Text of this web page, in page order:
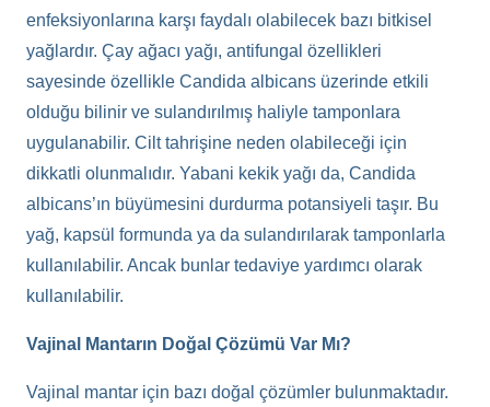
enfeksiyonlarına karşı faydalı olabilecek bazı bitkisel
yağlardır. Çay ağacı yağı, antifungal özellikleri
sayesinde özellikle Candida albicans üzerinde etkili
olduğu bilinir ve sulandırılmış haliyle tamponlara
uygulanabilir. Cilt tahrişine neden olabileceği için
dikkatli olunmalıdır. Yabani kekik yağı da, Candida
albicans’ın büyümesini durdurma potansiyeli taşır. Bu
yağ, kapsül formunda ya da sulandırılarak tamponlarla
kullanılabilir. Ancak bunlar tedaviye yardımcı olarak
kullanılabilir.
Vajinal Mantarın Doğal Çözümü Var Mı?
Vajinal mantar için bazı doğal çözümler bulunmaktadır.